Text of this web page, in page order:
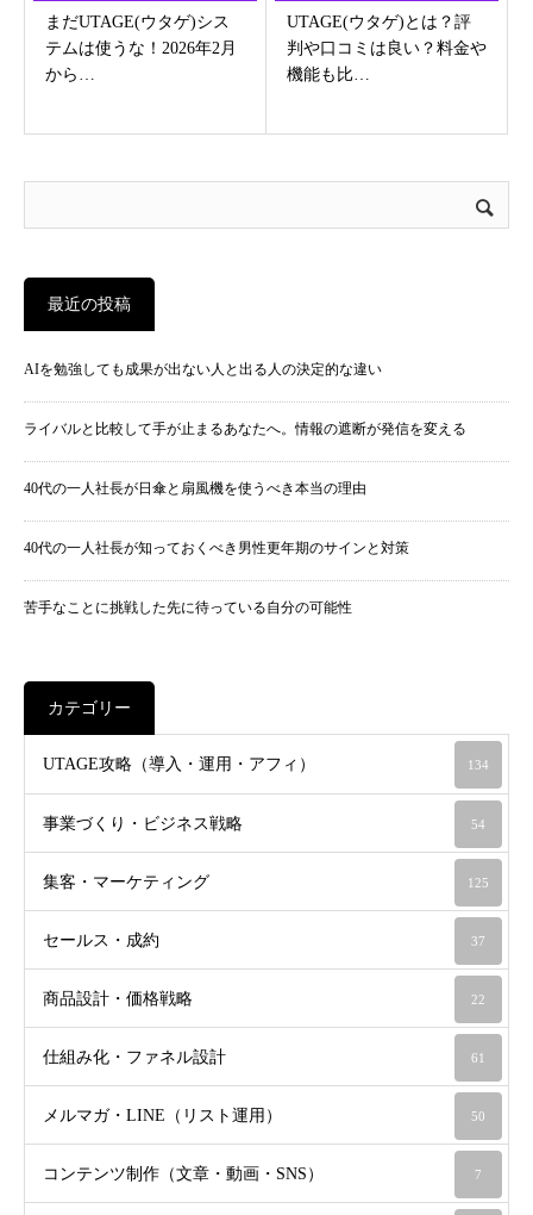
ィ）
まだUTAGE(ウタゲ)シス
テムは使うな！2026年2月
から…
ィ）
UTAGE(ウタゲ)とは？評
判や口コミは良い？料金や
機能も比…
最近の投稿
AIを勉強しても成果が出ない人と出る人の決定的な違い
ライバルと比較して手が止まるあなたへ。情報の遮断が発信を変える
40代の一人社長が日傘と扇風機を使うべき本当の理由
40代の一人社長が知っておくべき男性更年期のサインと対策
苦手なことに挑戦した先に待っている自分の可能性
カテゴリー
UTAGE攻略（導入・運用・アフィ） 134
事業づくり・ビジネス戦略 54
集客・マーケティング 125
セールス・成約 37
商品設計・価格戦略 22
仕組み化・ファネル設計 61
メルマガ・LINE（リスト運用） 50
コンテンツ制作（文章・動画・SNS） 7